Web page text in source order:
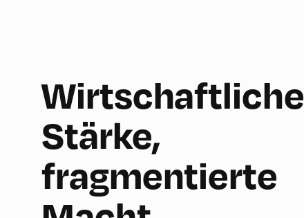
Wirtschaftliche
Stärke,
fragmentierte